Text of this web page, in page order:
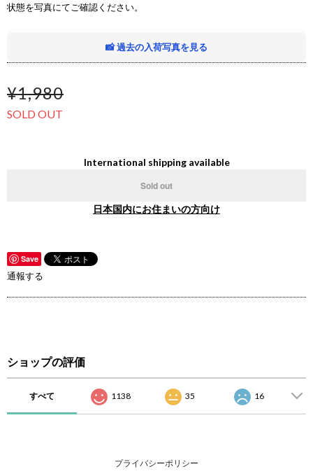
状態を写真にてご確認ください。
📸 過去の入荷写真を見る
¥1,980
SOLD OUT
International shipping available
Sold out
日本国内にお住まいの方向け
Save
通報する
ショップの評価
すべて 1138 35 16
プライバシーポリシー